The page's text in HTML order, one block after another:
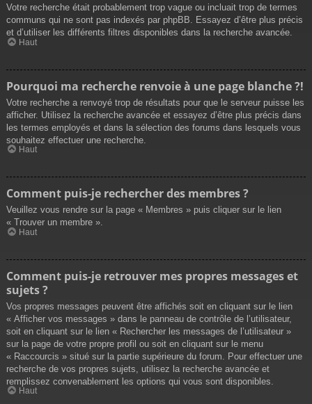
Votre recherche était probablement trop vague ou incluait trop de termes
communs qui ne sont pas indexés par phpBB. Essayez d’être plus précis
et d’utiliser les différents filtres disponibles dans la recherche avancée.
Haut
Pourquoi ma recherche renvoie à une page blanche ?!
Votre recherche a renvoyé trop de résultats pour que le serveur puisse les
afficher. Utilisez la recherche avancée et essayez d’être plus précis dans
les termes employés et dans la sélection des forums dans lesquels vous
souhaitez effectuer une recherche.
Haut
Comment puis-je rechercher des membres ?
Veuillez vous rendre sur la page « Membres » puis cliquer sur le lien
« Trouver un membre ».
Haut
Comment puis-je retrouver mes propres messages et
sujets ?
Vos propres messages peuvent être affichés soit en cliquant sur le lien
« Afficher vos messages » dans le panneau de contrôle de l’utilisateur,
soit en cliquant sur le lien « Rechercher les messages de l’utilisateur »
sur la page de votre propre profil ou soit en cliquant sur le menu
« Raccourcis » situé sur la partie supérieure du forum. Pour effectuer une
recherche de vos propres sujets, utilisez la recherche avancée et
remplissez convenablement les options qui vous sont disponibles.
Haut